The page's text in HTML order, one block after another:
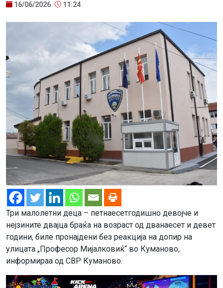
16/06/2026 11:24
Три малолетни деца – петнаесетгодишно девојче и
нејзините двајца браќа на возраст од дванaесет и девет
години, биле пронајдени без реакција на допир на
улицата „Професор Мијалковиќ“ во Куманово,
информираа од СВР Куманово.